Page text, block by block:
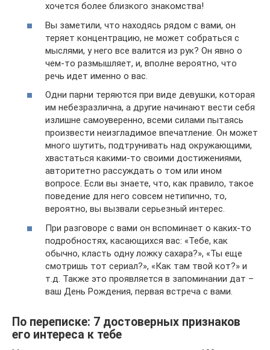
хочется более близкого знакомства!
Вы заметили, что находясь рядом с вами, он
теряет концентрацию, не может собраться с
мыслями, у него все валится из рук? Он явно о
чем-то размышляет, и, вполне вероятно, что
речь идет именно о вас.
Одни парни теряются при виде девушки, которая
им небезразлична, а другие начинают вести себя
излишне самоуверенно, всеми силами пытаясь
произвести неизгладимое впечатление. Он может
много шутить, подтрунивать над окружающими,
хвастаться какими-то своими достижениями,
авторитетно рассуждать о том или ином
вопросе. Если вы знаете, что, как правило, такое
поведение для него совсем нетипично, то,
вероятно, вы вызвали серьезный интерес.
При разговоре с вами он вспоминает о каких-то
подробностях, касающихся вас: «Тебе, как
обычно, класть одну ложку сахара?», «Ты еще
смотришь тот сериал?», «Как там твой кот?» и
т.д. Также это проявляется в запоминании дат –
ваш День Рождения, первая встреча с вами.
По переписке: 7 достоверных признаков
его интереса к тебе